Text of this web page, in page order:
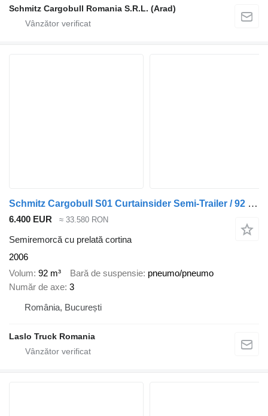
Schmitz Cargobull Romania S.R.L. (Arad)
Schmitz Cargobull S01 Curtainsider Semi-Trailer / 92 m³ / Lift Axle / Safety Roof
6.400 EUR ≈ 33.580 RON
Semiremorcă cu prelată cortina
2006
Volum 92 m³ Bară de suspensie pneumo/pneumo
Număr de axe 3
România, București
Laslo Truck Romania